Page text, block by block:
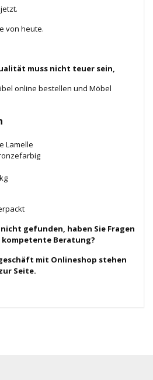
von heute.
muss nicht teuer sein,
online bestellen und Möbel
Lamelle
gefunden, haben Sie Fragen
kompetente Beratung?
mit Onlineshop stehen
Seite.